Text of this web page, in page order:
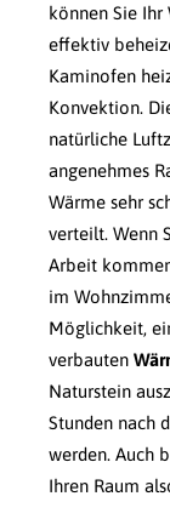
können Sie
effektiv
Kaminofen
Konvektion.
natürliche
angenehmes
Wärme sehr
verteilt. Wenn
Arbeit
im
Möglichkeit,
verbauten
Naturstein
Stunden nach
werden. Auch
Ihren Raum